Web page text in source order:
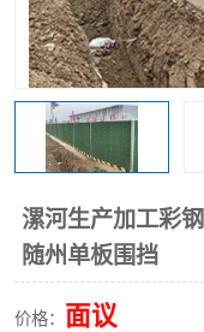
漯河生产加工彩
随州单板围挡
价格： 面议